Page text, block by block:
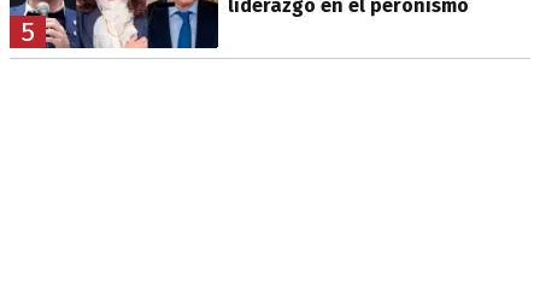
5
liderazgo en el peronismo